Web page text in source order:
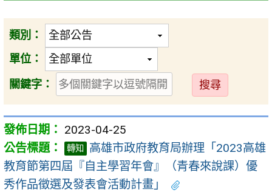
類別：
單位：
關鍵字：
送
出
2023-04-25
轉知
高雄市政府教育局辦理「2023高雄
教育節第四屆『自主學習年會』（青春來說課）優
秀作品徵選及發表會活動計畫」